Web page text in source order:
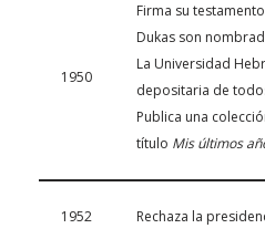
1950
Firma su
Dukas son
La Universidad
depositaria de
Publica una
título Mis últimos
1952 Rechaza la